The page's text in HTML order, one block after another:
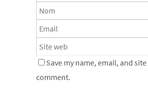
Save my name, email, and
comment.